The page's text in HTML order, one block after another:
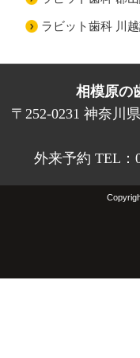
ラビット歯科 川
相模原の
〒252-0231 神奈川
外来予約 TEL：